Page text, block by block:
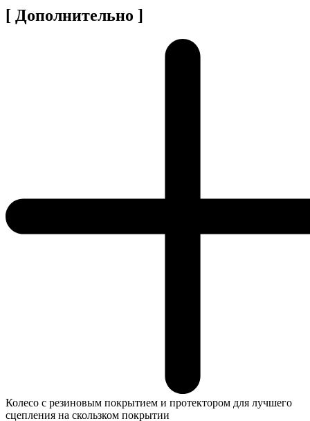
[ Дополнительно ]
Колесо с резиновым покрытием и протектором для лучшего
сцепления на скользком покрытии